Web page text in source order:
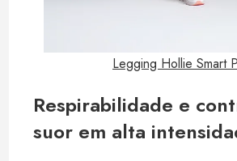
Legging Hollie Smart
Respirabilidade e
suor em alta